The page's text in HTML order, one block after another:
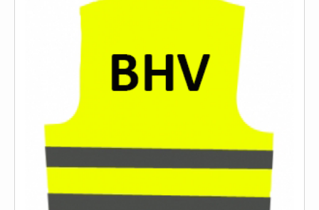
Diensten
Keuringen
Bedrijfsnoodplannen
VCA Trajecten
Evenementenveiligheid
Inspectiecentrale
Ons Team